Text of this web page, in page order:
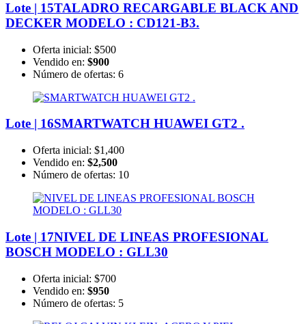
Lote | 15TALADRO RECARGABLE BLACK AND
DECKER MODELO : CD121-B3.
Oferta inicial: $500
Vendido en: $900
Número de ofertas: 6
Lote | 16SMARTWATCH HUAWEI GT2 .
Oferta inicial: $1,400
Vendido en: $2,500
Número de ofertas: 10
Lote | 17NIVEL DE LINEAS PROFESIONAL
BOSCH MODELO : GLL30
Oferta inicial: $700
Vendido en: $950
Número de ofertas: 5